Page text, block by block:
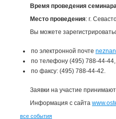
Время проведения
Место проведения: г.
Вы можете
по электронной почте
по телефону (495) 788-44-
по факсу: (495) 788-44-42.
Заявки на участие
Информация с сайта
все события